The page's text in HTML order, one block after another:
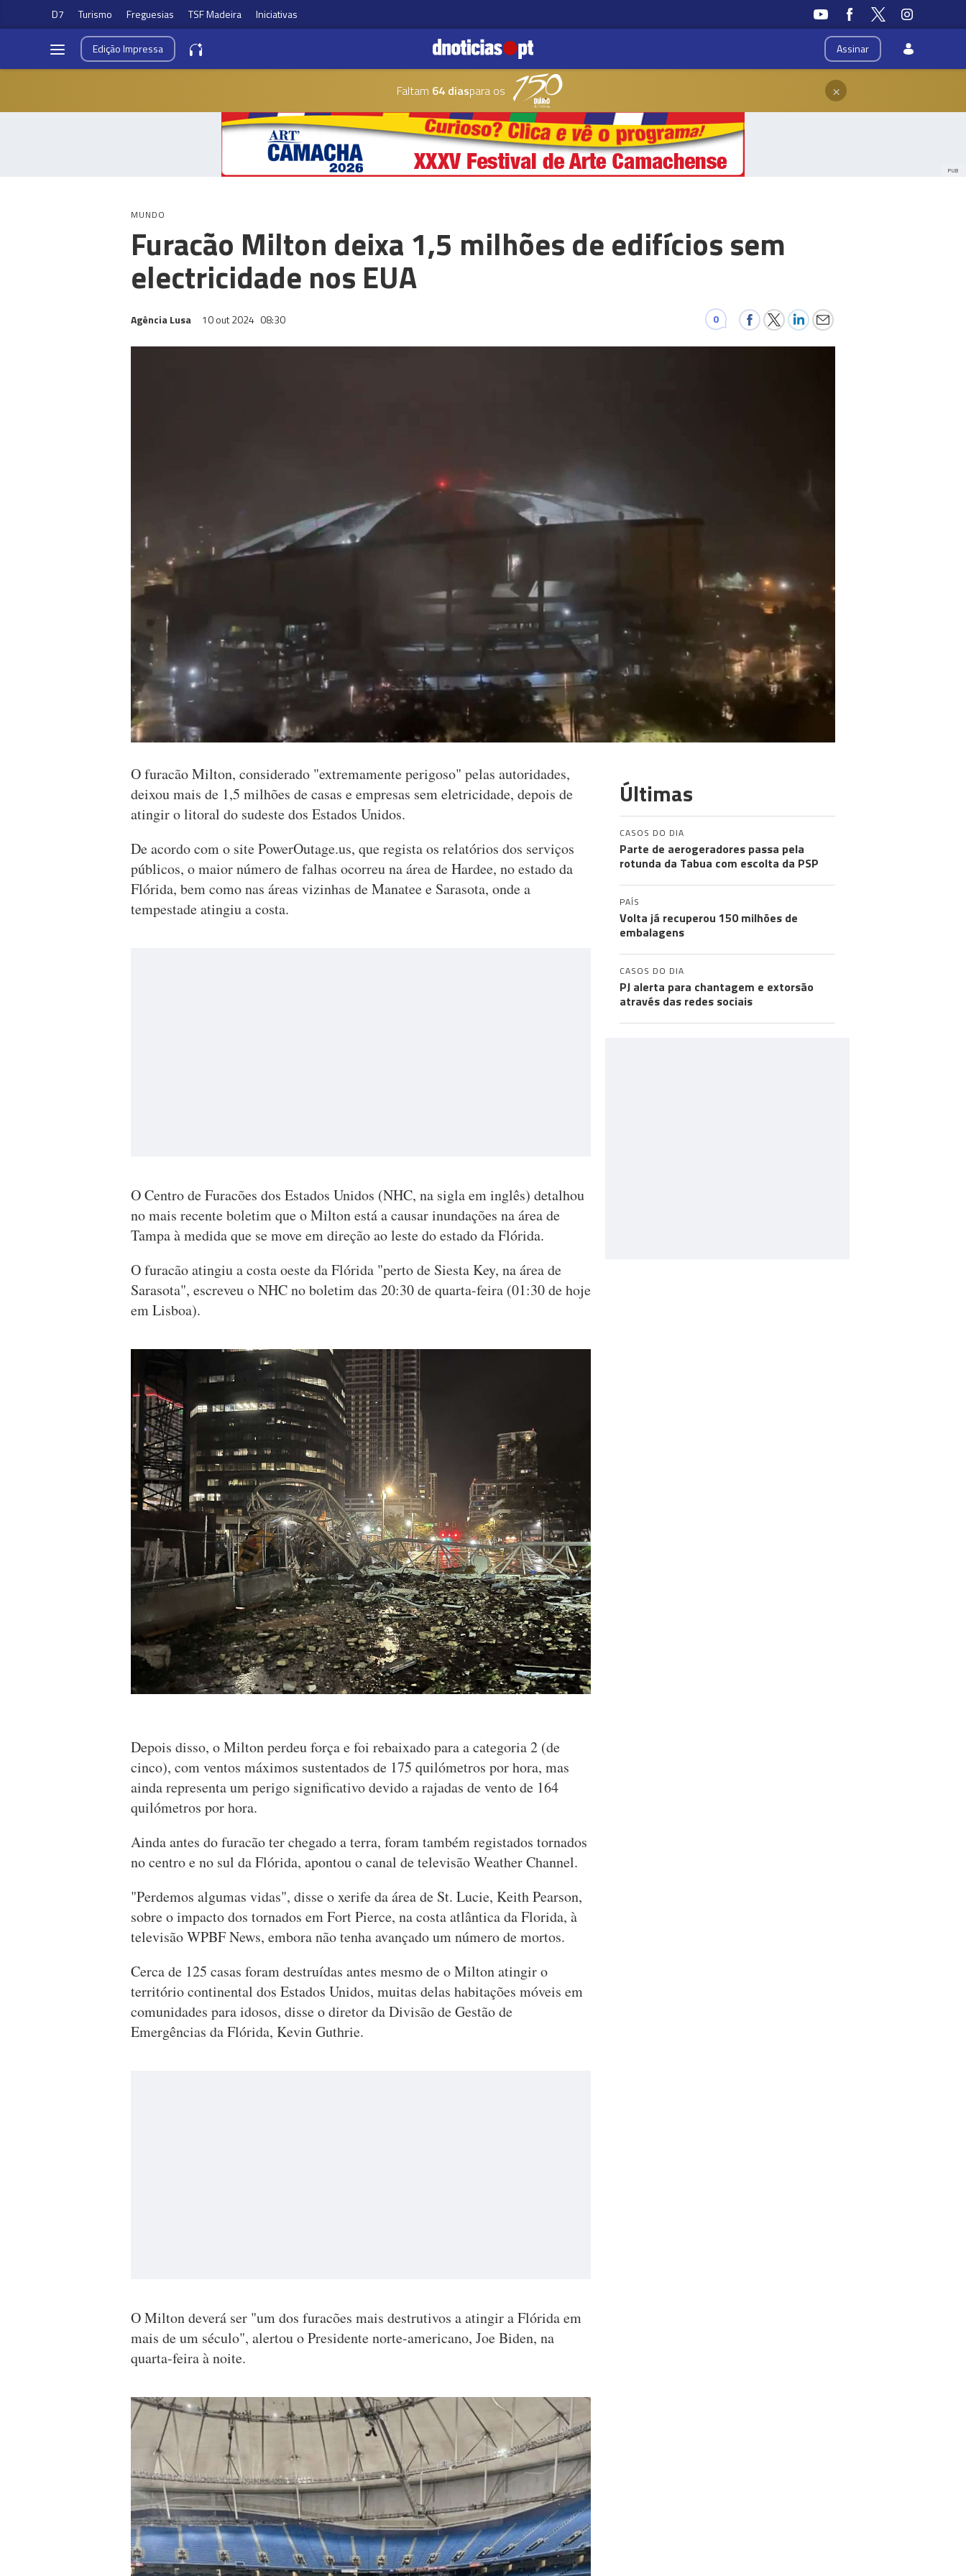
D7 Turismo Freguesias TSF Madeira Iniciativas
Assinar
EdiçãoImpressa
Faltam 64 diaspara os ×
PUB
MUNDO
Furacão Milton deixa 1,5 milhões de edifícios sem
electricidade nos EUA
Agência Lusa 10 out 2024 08:30 0
O furacão Milton, considerado "extremamente perigoso" pelas autoridades,
deixou mais de 1,5 milhões de casas e empresas sem eletricidade, depois de
atingir o litoral do sudeste dos Estados Unidos.
De acordo com o site PowerOutage.us, que regista os relatórios dos serviços
públicos, o maior número de falhas ocorreu na área de Hardee, no estado da
Flórida, bem como nas áreas vizinhas de Manatee e Sarasota, onde a
tempestade atingiu a costa.
O Centro de Furacões dos Estados Unidos (NHC, na sigla em inglês) detalhou
no mais recente boletim que o Milton está a causar inundações na área de
Tampa à medida que se move em direção ao leste do estado da Flórida.
O furacão atingiu a costa oeste da Flórida "perto de Siesta Key, na área de
Sarasota", escreveu o NHC no boletim das 20:30 de quarta-feira (01:30 de hoje
em Lisboa).
Depois disso, o Milton perdeu força e foi rebaixado para a categoria 2 (de
cinco), com ventos máximos sustentados de 175 quilómetros por hora, mas
ainda representa um perigo significativo devido a rajadas de vento de 164
quilómetros por hora.
Ainda antes do furacão ter chegado a terra, foram também registados tornados
no centro e no sul da Flórida, apontou o canal de televisão Weather Channel.
"Perdemos algumas vidas", disse o xerife da área de St. Lucie, Keith Pearson,
sobre o impacto dos tornados em Fort Pierce, na costa atlântica da Florida, à
televisão WPBF News, embora não tenha avançado um número de mortos.
Cerca de 125 casas foram destruídas antes mesmo de o Milton atingir o
território continental dos Estados Unidos, muitas delas habitações móveis em
comunidades para idosos, disse o diretor da Divisão de Gestão de
Emergências da Flórida, Kevin Guthrie.
O Milton deverá ser "um dos furacões mais destrutivos a atingir a Flórida em
mais de um século", alertou o Presidente norte-americano, Joe Biden, na
quarta-feira à noite.
Últimas
CASOS DO DIA
Parte de aerogeradores passa pela
rotunda da Tabua com escolta da PSP
PAÍS
Volta já recuperou 150 milhões de
embalagens
CASOS DO DIA
PJ alerta para chantagem e extorsão
através das redes sociais